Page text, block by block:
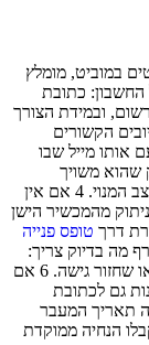
במוביט, מומלץ
של החשבון: כתובת
ובמידת הצורך
הקשורים
עם אותו מייל שבו
לבדוק שהוא משויך
לחשבון ולא למכשיר, ולהכין צילום מסך של מצב המנוי. 4 אם אין
מהמכשיר הישן
טופס פנייה
מה בדיוק צריך:
עדכון מספר, העברת מנוי, ביטול חשבון ילד, או שחזור גישה. 6 אם
גם לכתובת
תאריך המעבר
הנחיה ממוקדת